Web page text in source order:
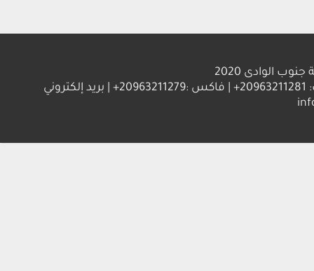
2020
العنوان : جامعة جنوب الوادي 83523 قنا - جمهورية مصر العربية | ت: 20963211281+ | فاكس :20963211279+ | بريد إلكتروني